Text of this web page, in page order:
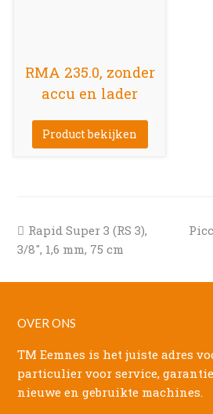
RMA 235.0, zonder
accu en lader
Product bekijken
previous
post:
Rapid Super 3 (RS 3),
3/8″, 1,6 mm, 75 cm
OVER ONS
TM Eemnes is het juiste adres
particulier voor service,
nieuwe en gebruikte machines.